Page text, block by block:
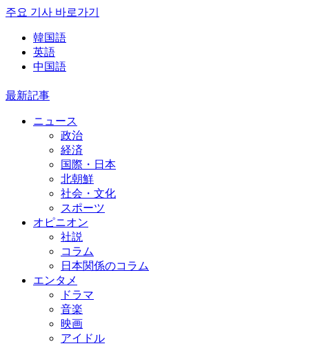
주요 기사 바로가기
韓国語
英語
中国語
最新記事
ニュース
政治
経済
国際・日本
北朝鮮
社会・文化
スポーツ
オピニオン
社説
コラム
日本関係のコラム
エンタメ
ドラマ
音楽
映画
アイドル